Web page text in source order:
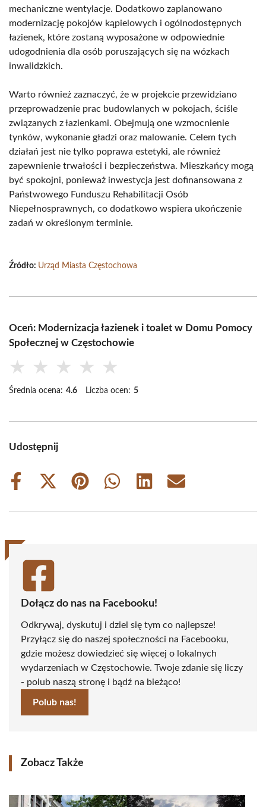
mechaniczne wentylacje. Dodatkowo zaplanowano
modernizację pokojów kąpielowych i ogólnodostępnych
łazienek, które zostaną wyposażone w odpowiednie
udogodnienia dla osób poruszających się na wózkach
inwalidzkich.
Warto również zaznaczyć, że w projekcie przewidziano
przeprowadzenie prac budowlanych w pokojach, ściśle
związanych z łazienkami. Obejmują one wzmocnienie
tynków, wykonanie gładzi oraz malowanie. Celem tych
działań jest nie tylko poprawa estetyki, ale również
zapewnienie trwałości i bezpieczeństwa. Mieszkańcy mogą
być spokojni, ponieważ inwestycja jest dofinansowana z
Państwowego Funduszu Rehabilitacji Osób
Niepełnosprawnych, co dodatkowo wspiera ukończenie
zadań w określonym terminie.
Źródło: Urząd Miasta Częstochowa
Oceń: Modernizacja łazienek i toalet w Domu Pomocy
Społecznej w Częstochowie
★ ★ ★ ★ ★
Średnia ocena: 4.6 Liczba ocen: 5
Udostępnij
Share
Share
(Twitter)
Share
Share
Share
Share
Dołącz do nas na Facebooku!
Odkrywaj, dyskutuj i dziel się tym co najlepsze!
Przyłącz się do naszej społeczności na Facebooku,
gdzie możesz dowiedzieć się więcej o lokalnych
wydarzeniach w Częstochowie. Twoje zdanie się liczy
- polub naszą stronę i bądź na bieżąco!
Polub nas!
Zobacz Także